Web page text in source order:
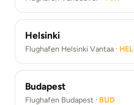
Helsinki
Flughafen Helsinki Vantaa · HEL
Budapest
Flughafen Budapest · BUD